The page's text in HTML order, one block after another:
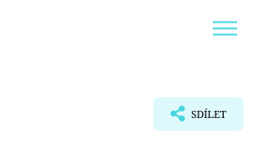
SDÍLET